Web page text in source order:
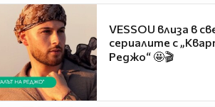
VESSOU влиза в
сериалите с
Реджо“ 🤩🎬